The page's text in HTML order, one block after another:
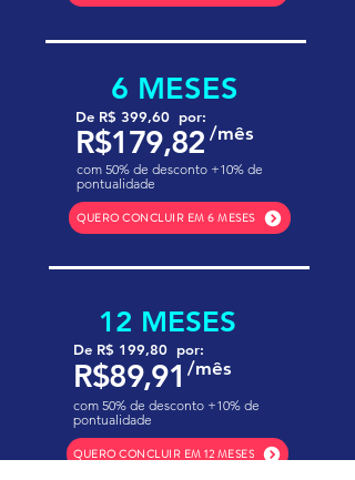
6 MESES
De R$ 399,60 por:
R$179,82 /mês
com 50% de desconto +10% de
pontualidade
QUERO CONCLUIR EM 6 MESES
12 MESES
De R$ 199,80 por:
R$89,91 /mês
com 50% de desconto +10% de
pontualidade
QUERO CONCLUIR EM 12 MESES